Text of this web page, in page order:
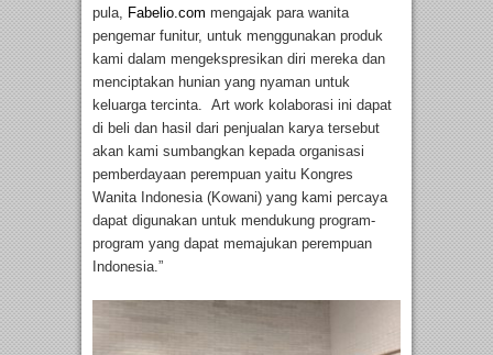
pula, Fabelio.com mengajak para wanita
pengemar funitur, untuk menggunakan produk
kami dalam mengekspresikan diri mereka dan
menciptakan hunian yang nyaman untuk
keluarga tercinta. Art work kolaborasi ini dapat
di beli dan hasil dari penjualan karya tersebut
akan kami sumbangkan kepada organisasi
pemberdayaan perempuan yaitu Kongres
Wanita Indonesia (Kowani) yang kami percaya
dapat digunakan untuk mendukung program-
program yang dapat memajukan perempuan
Indonesia.”